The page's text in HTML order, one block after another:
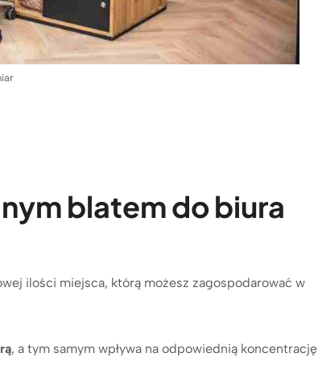
blatem do biura
ilości miejsca, którą możesz zagospodarować w
, a tym samym wpływa na odpowiednią koncentrację